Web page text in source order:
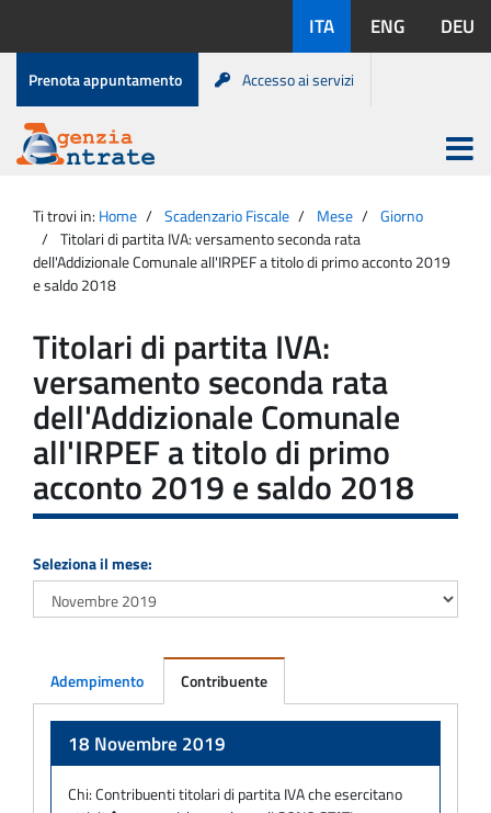
contenuto
disponibili:
ITA ENG DEU
Menu
di
servizio
Prenota appuntamento Accesso ai servizi
Agenzia
Entrate
Apri
menu
principale
Ti trovi in: Home Scadenzario Fiscale Mese
Giorno
Titolari di partita IVA: versamento seconda rata
dell'Addizionale Comunale all'IRPEF a titolo di primo acconto 2019
e saldo 2018
Titolari di partita IVA:
versamento seconda rata
dell'Addizionale Comunale
all'IRPEF a titolo di primo
acconto 2019 e saldo 2018
Seleziona il mese:
Adempimento Contribuente
18 Novembre 2019
Chi:Contribuenti titolari di partita IVA che esercitano